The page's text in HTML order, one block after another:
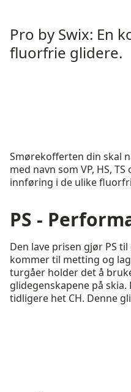
Pro by Swix: En
fluorfrie glidere.
Smørekofferten din skal
med navn som VP, HS,
innføring i de ulike
PS -
Den lave prisen gjør PS
kommer til metting og
turgåer holder det å
glidegenskapene på
tidligere het CH. Denne